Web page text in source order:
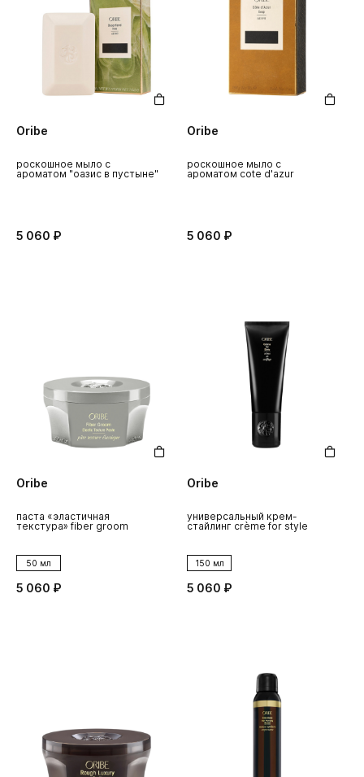
Oribe
роскошное мыло с
ароматом "оазис в пустыне"
5 060 ₽
Oribe
роскошное мыло с
ароматом cote d'azur
5 060 ₽
Oribe
паста «эластичная
текстура» fiber groom
50 мл
5 060 ₽
Oribe
универсальный крем-
стайлинг crème for style
150 мл
5 060 ₽